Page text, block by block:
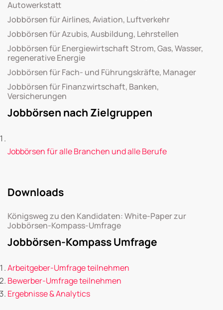
Autowerkstatt
Jobbörsen für Airlines, Aviation, Luftverkehr
Jobbörsen für Azubis, Ausbildung, Lehrstellen
Jobbörsen für Energiewirtschaft Strom, Gas, Wasser,
regenerative Energie
Jobbörsen für Fach- und Führungskräfte, Manager
Jobbörsen für Finanzwirtschaft, Banken,
Versicherungen
Jobbörsen nach Zielgruppen
Jobbörsen für alle Branchen und alle Berufe
Downloads
Königsweg zu den Kandidaten: White-Paper zur
Jobbörsen-Kompass-Umfrage
Jobbörsen-Kompass Umfrage
Arbeitgeber-Umfrage teilnehmen
Bewerber-Umfrage teilnehmen
Ergebnisse & Analytics